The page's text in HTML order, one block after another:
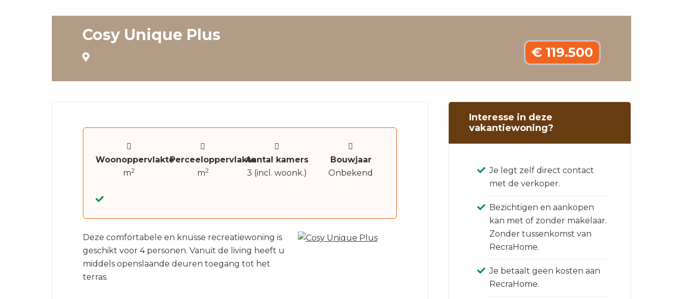
Cosy Unique Plus
€ 119.500
Woonoppervlakte
m2
Perceeloppervlakte
m2
Aantal kamers
3 (incl. woonk.)
Bouwjaar
Onbekend
Deze comfortabele en knusse recreatiewoning is
geschikt voor 4 personen. Vanuit de living heeft u
middels openslaande deuren toegang tot het
terras.
Interesse in deze
vakantiewoning?
Je legt zelf direct contact
met de verkoper.
Bezichtigen en aankopen
kan met of zonder makelaar.
Zonder tussenkomst van
RecraHome.
Je betaalt geen kosten aan
RecraHome.